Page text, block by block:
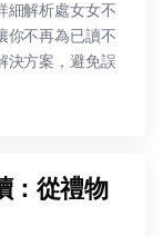
細解析處女女不
你不再為已讀不
決方案，避免誤
：從禮物